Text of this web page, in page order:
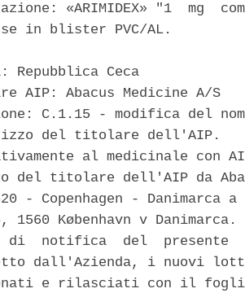
«ARIMIDEX» "1  mg
in blister PVC/AL.
Repubblica Ceca
AIP: Abacus Medicine A/S
C.1.15 - modifica del
del titolare dell'AIP.
al medicinale con
del titolare dell'AIP da
- Copenhagen - Danimarca
1560 København v
notifica  del  presente
dall'Azienda, i nuovi
e rilasciati con il